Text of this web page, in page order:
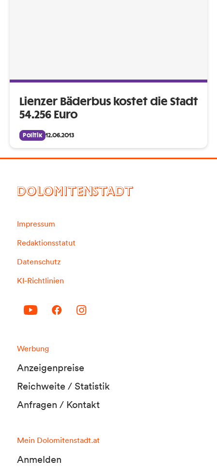
Lienzer Bäderbus kostet die Stadt
54.256 Euro
Politik 12.06.2013
DOLOMITENSTADT
Impressum
Redaktionsstatut
Datenschutz
KI-Richtlinien
Werbung
Anzeigenpreise
Reichweite / Statistik
Anfragen / Kontakt
Mein Dolomitenstadt.at
Anmelden